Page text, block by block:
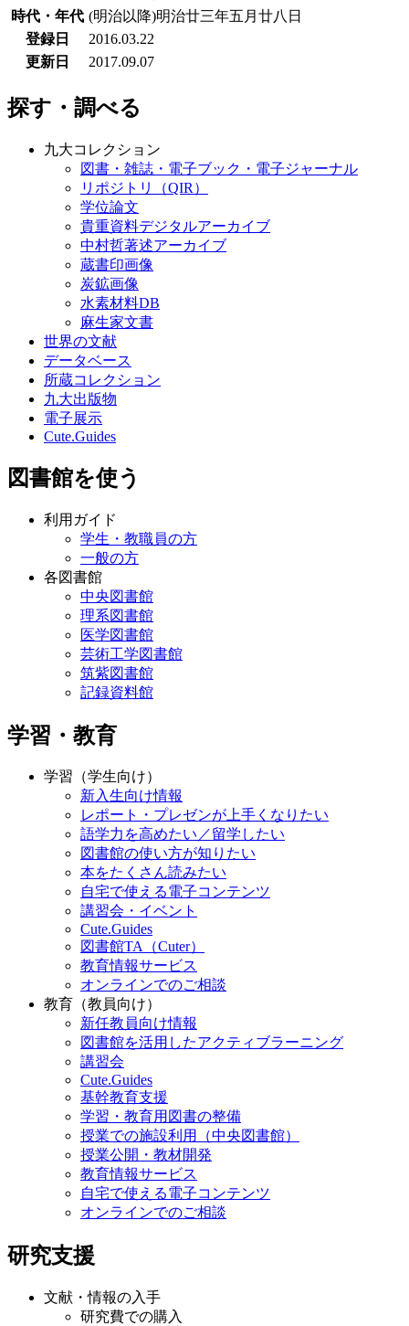
時代・年代 (明治以降)明治廿三年五月廿八日
登録日
2016.03.22
更新日
2017.09.07
探す・調べる
九大コレクション
図書・雑誌・電子ブック・電子ジャーナル
リポジトリ（QIR）
学位論文
貴重資料デジタルアーカイブ
中村哲著述アーカイブ
蔵書印画像
炭鉱画像
水素材料DB
麻生家文書
世界の文献
データベース
所蔵コレクション
九大出版物
電子展示
Cute.Guides
図書館を使う
利用ガイド
学生・教職員の方
一般の方
各図書館
中央図書館
理系図書館
医学図書館
芸術工学図書館
筑紫図書館
記録資料館
学習・教育
学習（学生向け）
新入生向け情報
レポート・プレゼンが上手くなりたい
語学力を高めたい／留学したい
図書館の使い方が知りたい
本をたくさん読みたい
自宅で使える電子コンテンツ
講習会・イベント
Cute.Guides
図書館TA（Cuter）
教育情報サービス
オンラインでのご相談
教育（教員向け）
新任教員向け情報
図書館を活用したアクティブラーニング
講習会
Cute.Guides
基幹教育支援
学習・教育用図書の整備
授業での施設利用（中央図書館）
授業公開・教材開発
教育情報サービス
自宅で使える電子コンテンツ
オンラインでのご相談
研究支援
文献・情報の入手
研究費での購入